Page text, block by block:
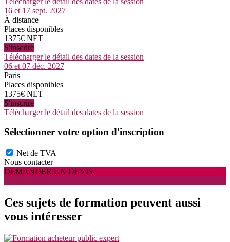
16 et 17 sept. 2027
À distance
Places disponibles
1375€ NET
S'inscrire
Télécharger le détail des dates de la session
06 et 07 déc. 2027
Paris
Places disponibles
1375€ NET
S'inscrire
Télécharger le détail des dates de la session
Sélectionner votre option d'inscription
Net de TVA
Nous contacter
DEMANDER UN DEVIS
Ces sujets de formation peuvent aussi
vous intéresser